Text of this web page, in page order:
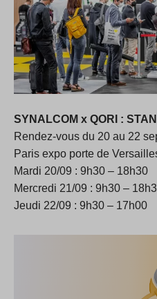
SYNALCOM x QORI :
Rendez-vous du 20 au 22
Paris expo porte de
Mardi 20/09 : 9h30 – 18h30
Mercredi 21/09 : 9h30 –
Jeudi 22/09 : 9h30 – 17h00